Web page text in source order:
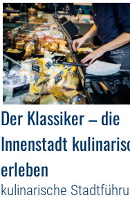
Der Klassiker – die
Innenstadt
erleben
kulinarische